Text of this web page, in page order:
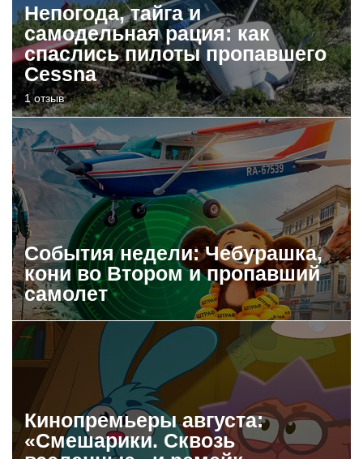
Непогода, тайга и
самодельная рация: как
спаслись пилоты пропавшего
Cessna
1 отзыв
События недели: Чебурашка,
кони во Втором и пропавший
самолет
Кинопремьеры августа:
«Смешарики. Сквозь